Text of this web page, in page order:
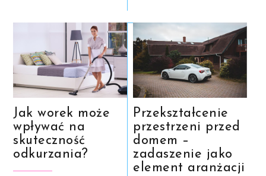
Jak worek może
wpływać na
skuteczność
odkurzania?
Przekształcenie
przestrzeni przed
domem –
zadaszenie jako
element aranżacji